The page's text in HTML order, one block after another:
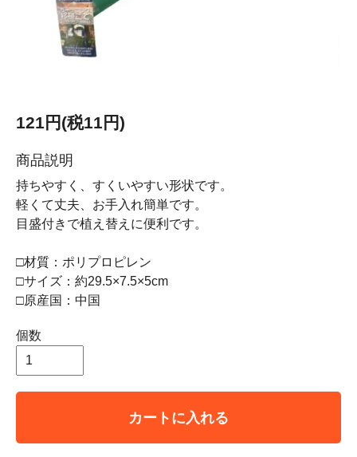
121円(税11円)
商品説明
持ちやすく、すくいやすい形状です。
軽くて丈夫、お手入れ簡単です。
目盛付きで植え替えに便利です。
□材質：ポリプロピレン
□サイズ：約29.5×7.5×5cm
□原産国：中国
個数
カートに入れる